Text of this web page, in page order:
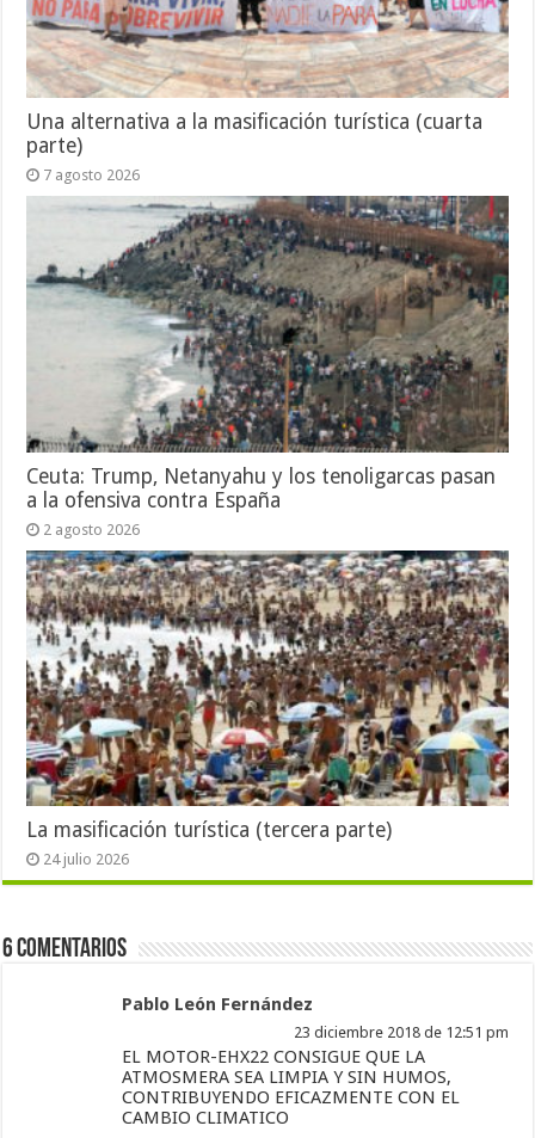
Una alternativa a la masificación turística (cuarta
parte)
7 agosto 2026
Ceuta: Trump, Netanyahu y los tenoligarcas pasan
a la ofensiva contra España
2 agosto 2026
La masificación turística (tercera parte)
24 julio 2026
6 Comentarios
Pablo León Fernández
23 diciembre 2018 de 12:51 pm
EL MOTOR-EHX22 CONSIGUE QUE LA
ATMOSMERA SEA LIMPIA Y SIN HUMOS,
CONTRIBUYENDO EFICAZMENTE CON EL
CAMBIO CLIMATICO